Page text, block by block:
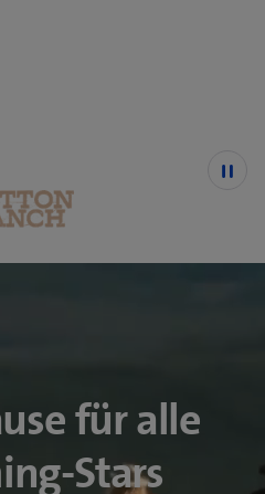
für alle
Stars